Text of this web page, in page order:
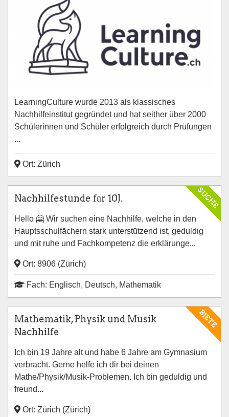
LearningCulture wurde 2013 als klassisches
Nachhilfeinstitut gegründet und hat seither über 2000
Schülerinnen und Schüler erfolgreich durch Prüfungen
...
Ort: Zürich
SUCHE
Nachhilfestunde fūr 10J.
Hello 🤗 Wir suchen eine Nachhilfe, welche in den
Hauptsschulfāchern stark unterstūtzend ist, geduldig
und mit ruhe und Fachkompetenz die erklärunge...
Ort: 8906 (Zürich)
Fach: Englisch, Deutsch, Mathematik
BIETE
Mathematik, Physik und Musik
Nachhilfe
Ich bin 19 Jahre alt und habe 6 Jahre am Gymnasium
verbracht. Gerne helfe ich dir bei deinen
Mathe/Physik/Musik-Problemen. Ich bin geduldig und
freund...
Ort: Zürich (Zürich)